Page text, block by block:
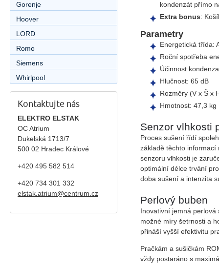
kondenzát přímo
Extra bonus:
Parametry
Energetická třída:
Roční spotřeba
Účinnost
Hlučnost: 65 dB
Rozměry (V x Š x
Hmotnost: 47,3 kg
Senzor vlhkosti
Proces sušení řídí
základě těchto
senzoru vlhkosti je
optimální délce trvání
doba sušení a intenzita
Perlový buben
Inovativní jemná perlová
možné míry šetrnosti a
přináší vyšší efektivitu
Pračkám a sušičkám
vždy postaráno s
Gorenje
Hoover
LORD
Romo
Siemens
Whirlpool
Kontaktujte nás
ELEKTRO ELSTAK
OC Atrium
Dukelská 1713/7
500 02 Hradec Králové
+420 495 582 514
+420 734 301 332
elstak.atrium@centrum.cz